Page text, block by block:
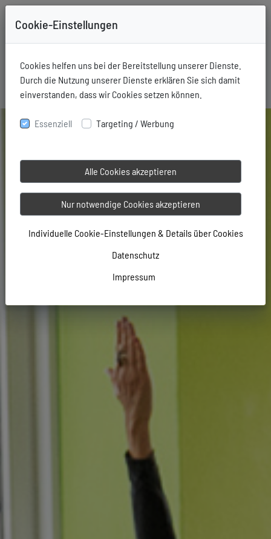
Cookie-Einstellungen
Cookies helfen uns bei der Bereitstellung unserer Dienste.
Durch die Nutzung unserer Dienste erklären Sie sich damit
einverstanden, dass wir Cookies setzen können.
Essenziell Targeting / Werbung
Alle Cookies akzeptieren
Nur notwendige Cookies akzeptieren
Individuelle Cookie-Einstellungen & Details über Cookies
Datenschutz
Impressum